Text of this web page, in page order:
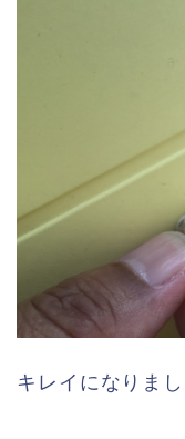
キレイになりまし